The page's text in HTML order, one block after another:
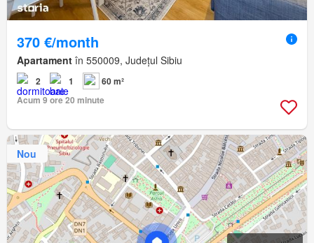
370 €/month
Apartament în 550009, Județul Sibiu
2 1
60 m²
Acum 9 ore 20 minute
Nou